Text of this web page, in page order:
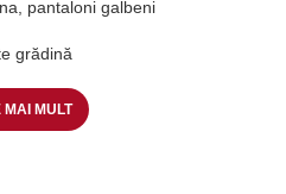
pantaloni galbeni
grădină
MAI MULT